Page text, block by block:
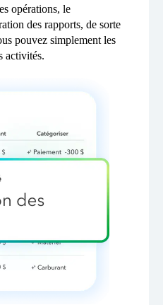
opérations, le
des rapports, de sorte
pouvez simplement les
activités.